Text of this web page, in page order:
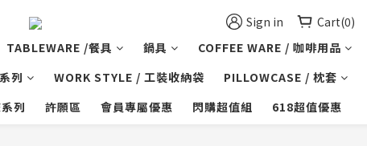
Sign in Cart(0)
TABLEWARE /餐具 鍋具 COFFEE WARE / 咖啡用品
列 WORK STYLE / 工裝收納袋 PILLOWCASE / 枕套
列 許願區 會員專屬優惠 閃購超值組 618超值優惠